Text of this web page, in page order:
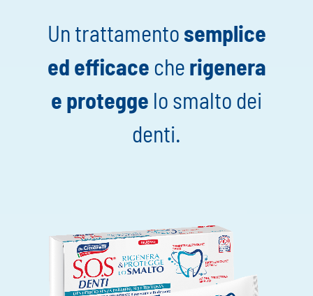
Un trattamento semplice
ed efficace che rigenera
e protegge lo smalto dei
denti.